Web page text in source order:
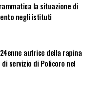
la situazione di
negli istituti
autrice della rapina
servizio di Policoro nel